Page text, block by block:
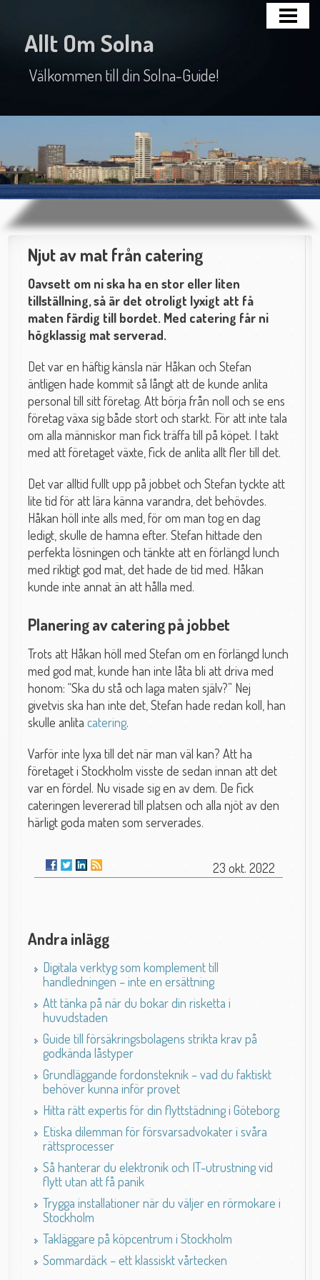
NÄRINGSLIV
HISTORIA
Allt Om Solna
Välkommen till din Solna-Guide!
Njut av mat från catering
Oavsett om ni ska ha en stor eller liten
tillställning, så är det otroligt lyxigt att få
maten färdig till bordet. Med catering får ni
högklassig mat serverad.
Det var en häftig känsla när Håkan och Stefan
äntligen hade kommit så långt att de kunde anlita
personal till sitt företag. Att börja från noll och se ens
företag växa sig både stort och starkt. För att inte tala
om alla människor man fick träffa till på köpet. I takt
med att företaget växte, fick de anlita allt fler till det.
Det var alltid fullt upp på jobbet och Stefan tyckte att
lite tid för att lära känna varandra, det behövdes.
Håkan höll inte alls med, för om man tog en dag
ledigt, skulle de hamna efter. Stefan hittade den
perfekta lösningen och tänkte att en förlängd lunch
med riktigt god mat, det hade de tid med. Håkan
kunde inte annat än att hålla med.
Planering av catering på jobbet
Trots att Håkan höll med Stefan om en förlängd lunch
med god mat, kunde han inte låta bli att driva med
honom: “Ska du stå och laga maten själv?” Nej
givetvis ska han inte det, Stefan hade redan koll, han
skulle anlitacatering.
Varför inte lyxa till det när man väl kan? Att ha
företaget i Stockholm visste de sedan innan att det
var en fördel. Nu visade sig en av dem. De fick
cateringen levererad till platsen och alla njöt av den
härligt goda maten som serverades.
23 okt. 2022
Andra inlägg
Digitala verktyg som komplement till
handledningen – inte en ersättning
Att tänka på när du bokar din risketta i
huvudstaden
Guide till försäkringsbolagens strikta krav på
godkända låstyper
Grundläggande fordonsteknik – vad du faktiskt
behöver kunna inför provet
Hitta rätt expertis för din flyttstädning i Göteborg
Etiska dilemman för försvarsadvokater i svåra
rättsprocesser
Så hanterar du elektronik och IT-utrustning vid
flytt utan att få panik
Trygga installationer när du väljer en rörmokare i
Stockholm
Takläggare på köpcentrum i Stockholm
Sommardäck – ett klassiskt vårtecken